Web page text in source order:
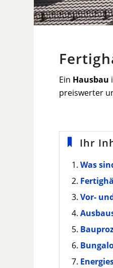
Ein Hausbau
preiswerter
Ihr
Was
Vor-